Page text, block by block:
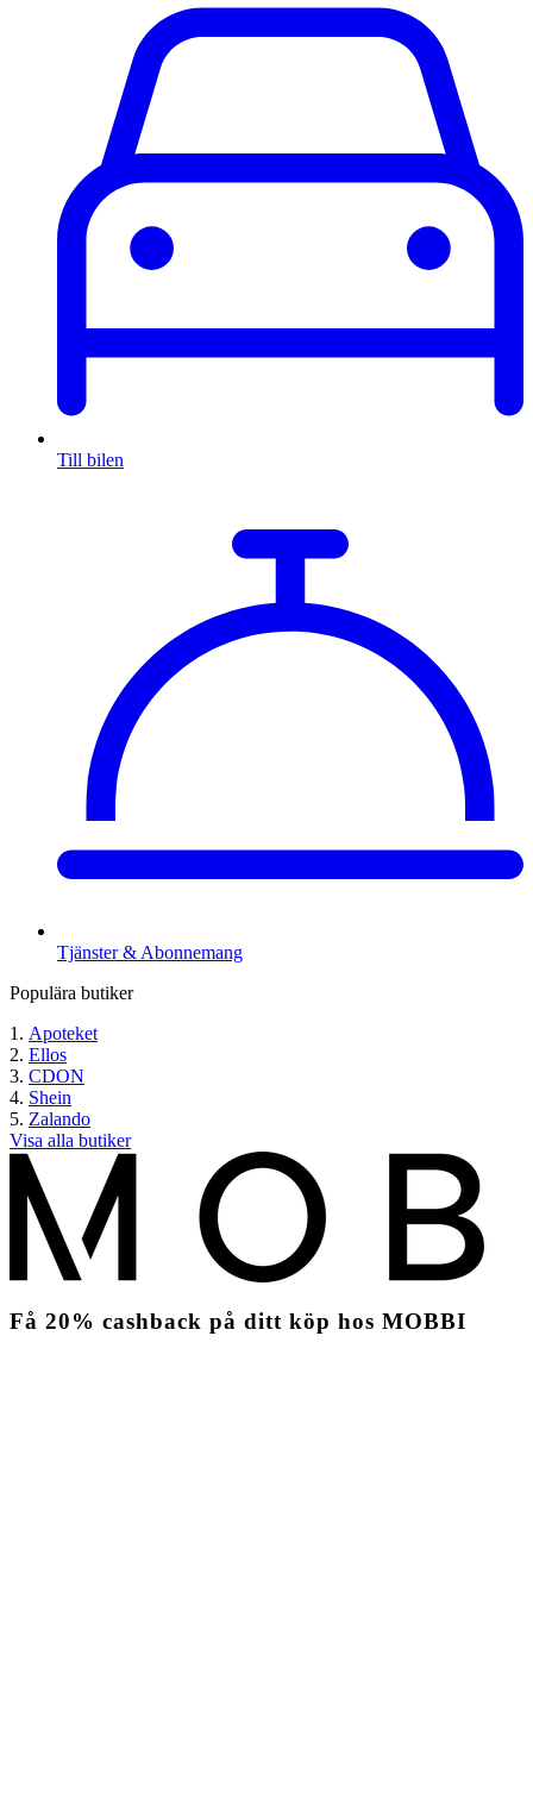
Till bilen
Tjänster & Abonnemang
Populära butiker
Apoteket
Ellos
CDON
Shein
Zalando
Visa alla butiker
Få 20% cashback på ditt köp hos MOBBI